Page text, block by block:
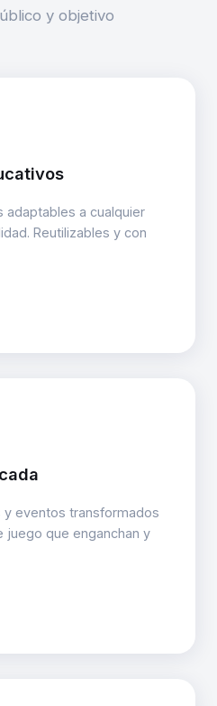
y objetivo
adaptables a cualquier
Reutilizables y con
eventos transformados
juego que enganchan y